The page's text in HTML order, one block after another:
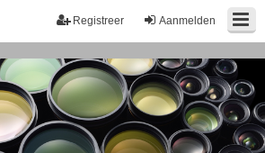
Aanmelden
Registreer